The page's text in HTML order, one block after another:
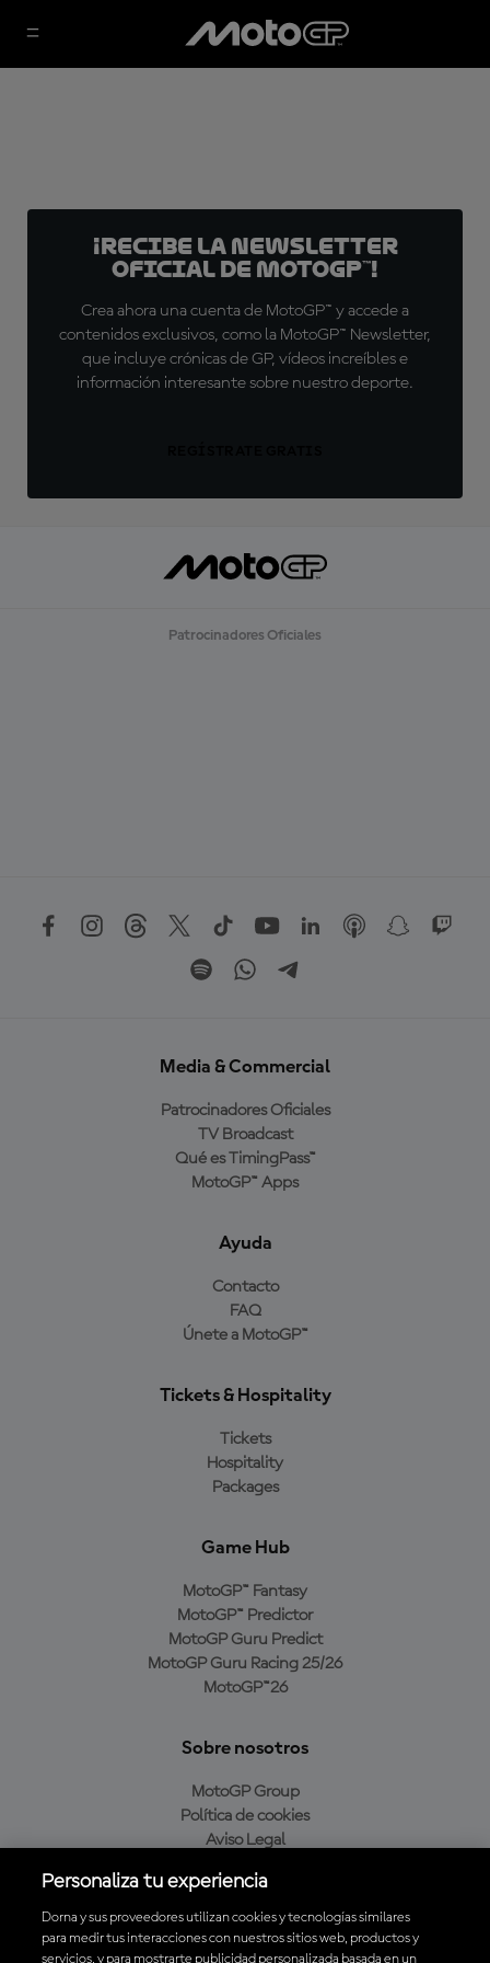
¡Recibe la Newsletter
oficial de MotoGP™!
Crea ahora una cuenta de MotoGP™ y accede a
contenidos exclusivos, como la MotoGP™ Newsletter,
que incluye crónicas de GP, vídeos increíbles e
información interesante sobre nuestro deporte.
Patrocinadores Oficiales
Media & Commercial
Patrocinadores Oficiales
TV Broadcast
Qué es TimingPass™
MotoGP™ Apps
Ayuda
Contacto
FAQ
Únete a MotoGP™
Tickets & Hospitality
Tickets
Hospitality
Packages
Game Hub
MotoGP™ Fantasy
MotoGP™ Predictor
MotoGP Guru Predict
MotoGP Guru Racing 25/26
MotoGP™26
Sobre nosotros
MotoGP Group
Política de cookies
Aviso Legal
Política de compra
Personaliza tu experiencia
Dorna y sus proveedores utilizan cookies y tecnologías similares
para medir tus interacciones con nuestros sitios web, productos y
servicios, y para mostrarte publicidad personalizada basada en un